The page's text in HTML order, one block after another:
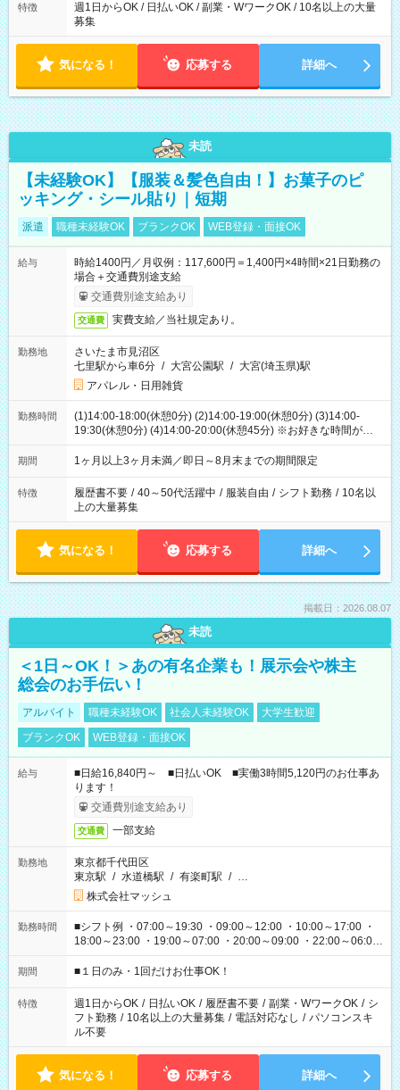
特徴
週1日からOK / 日払いOK / 副業・WワークOK / 10名以上の大量
募集
気になる！ 応募する 詳細へ
未読
【未経験OK】【服装＆髪色自由！】お菓子のピ
ッキング・シール貼り｜短期
派遣 職種未経験OK ブランクOK WEB登録・面接OK
給与
時給1400円／月収例：117,600円＝1,400円×4時間×21日勤務の
場合＋交通費別途支給
交通費別途支給あり
交通費 実費支給／当社規定あり。
勤務地
さいたま市見沼区
七里駅から車6分 / 大宮公園駅 / 大宮(埼玉県)駅
アパレル・日用雑貨
勤務時間
(1)14:00-18:00(休憩0分) (2)14:00-19:00(休憩0分) (3)14:00-
19:30(休憩0分) (4)14:00-20:00(休憩45分) ※お好きな時間が選べ
ます
期間 1ヶ月以上3ヶ月未満／即日～8月末までの期間限定
特徴 履歴書不要 / 40～50代活躍中 / 服装自由 / シフト勤務 / 10名以
上の大量募集
気になる！ 応募する 詳細へ
掲載日：2026.08.07
未読
＜1日～OK！＞あの有名企業も！展示会や株主
総会のお手伝い！
アルバイト 職種未経験OK 社会人未経験OK
大学生歓迎
ブランクOK
WEB登録・面接OK
給与
■日給16,840円～ ■日払いOK ■実働3時間5,120円のお仕事あ
ります！
交通費別途支給あり
交通費 一部支給
勤務地
東京都千代田区
東京駅 / 水道橋駅 / 有楽町駅 / …
株式会社マッシュ
勤務時間
■シフト例 ・07:00～19:30 ・09:00～12:00 ・10:00～17:00 ・
18:00～23:00 ・19:00～07:00 ・20:00～09:00 ・22:00～06:00
etc ★最短で3時間で5,120円のお仕事から 15時間で2万円近く稼
げるお仕事も！ ご希望のお時間に合わせてご紹介！ ※シフトは
ください！
期間 ■１日のみ・1回だけお仕事OK！
特徴 週1日からOK / 日払いOK / 履歴書不要 / 副業・WワークOK / シ
フト勤務 / 10名以上の大量募集 / 電話対応なし / パソコンスキ
ル不要
気になる！ 応募する 詳細へ